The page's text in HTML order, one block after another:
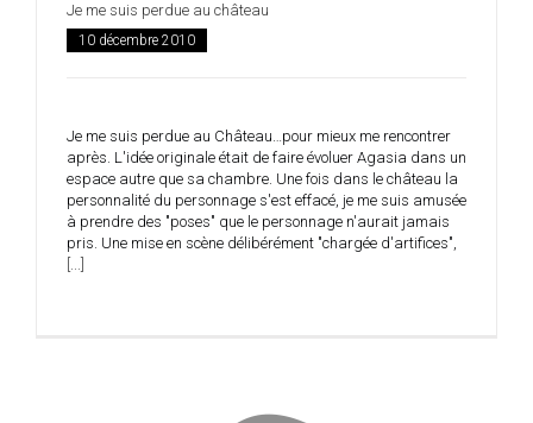
Je me suis perdue au château
10 décembre 2010
Je me suis perdue au Château…pour mieux me rencontrer
après. L'idée originale était de faire évoluer Agasia dans un
espace autre que sa chambre. Une fois dans le château la
personnalité du personnage s'est effacé, je me suis amusée
à prendre des "poses" que le personnage n'aurait jamais
pris. Une mise en scène délibérément "chargée d'artifices",
[...]